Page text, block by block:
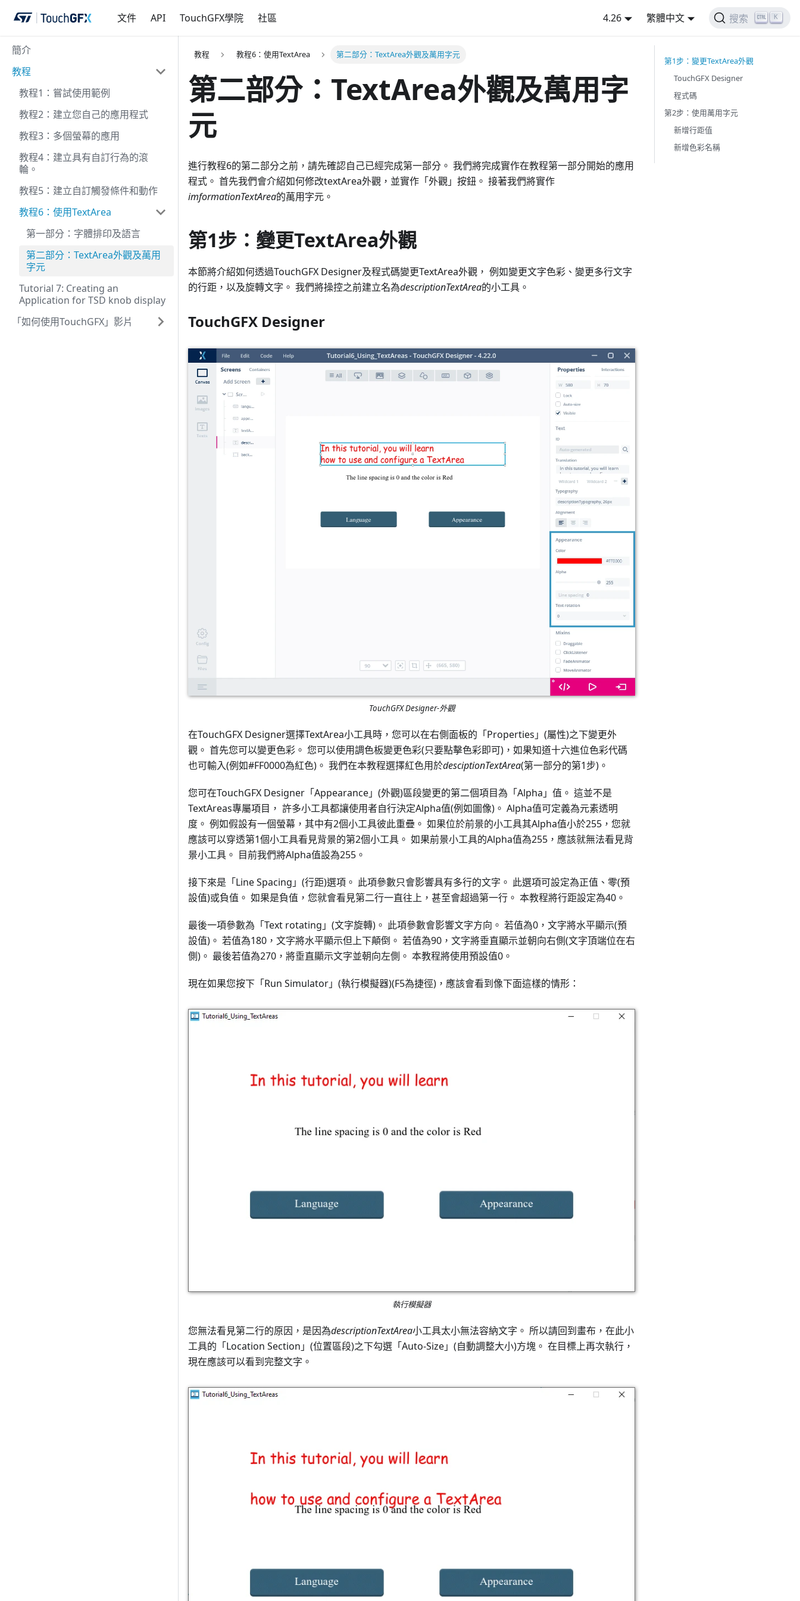
文件 API TouchGFX學院 社區 4.26 繁體中文 搜索 K
簡介
教程
教程1：嘗試使用範例
教程2：建立您自己的應用程式
教程3：多個螢幕的應用
教程4：建立具有自訂行為的滾
輪。
教程5：建立自訂觸發條件和動作
教程6：使用TextArea
第一部分：字體排印及語言
第二部分：TextArea外觀及萬用
字元
Tutorial 7: Creating an
Application for TSD knob display
「如何使用TouchGFX」影片
教程 教程6：使用TextArea 第二部分：TextArea外觀及萬用字元
第二部分：TextArea外觀及萬用字
元
進行教程6的第二部分之前，請先確認自己已經完成第一部分。 我們將完成實作在教程第一部分開始的應用
程式。 首先我們會介紹如何修改textArea外觀，並實作「外觀」按鈕。 接著我們將實作
imformationTextArea的萬用字元。
第1步：變更TextArea外觀
本節將介紹如何透過TouchGFX Designer及程式碼變更TextArea外觀， 例如變更文字色彩、變更多行文字
的行距，以及旋轉文字。 我們將操控之前建立名為descriptionTextArea的小工具。
TouchGFX Designer
TouchGFX Designer-外觀
在TouchGFX Designer選擇TextArea小工具時，您可以在右側面板的「Properties」(屬性)之下變更外
觀。 首先您可以變更色彩。 您可以使用調色板變更色彩(只要點擊色彩即可)，如果知道十六進位色彩代碼
也可輸入(例如#FF0000為紅色)。 我們在本教程選擇紅色用於desciptionTextArea(第一部分的第1步)。
您可在TouchGFX Designer「Appearance」(外觀)區段變更的第二個項目為「Alpha」值。 這並不是
TextAreas專屬項目， 許多小工具都讓使用者自行決定Alpha值(例如圖像)。 Alpha值可定義為元素透明
度。 例如假設有一個螢幕，其中有2個小工具彼此重疊。 如果位於前景的小工具其Alpha值小於255，您就
應該可以穿透第1個小工具看見背景的第2個小工具。 如果前景小工具的Alpha值為255，應該就無法看見背
景小工具。 目前我們將Alpha值設為255。
接下來是「Line Spacing」(行距)選項。 此項參數只會影響具有多行的文字。 此選項可設定為正值、零(預
設值)或負值。 如果是負值，您就會看見第二行一直往上，甚至會超過第一行。 本教程將行距設定為40。
最後一項參數為「Text rotating」(文字旋轉)。 此項參數會影響文字方向。 若值為0，文字將水平顯示(預
設值)。 若值為180，文字將水平顯示但上下顛倒。 若值為90，文字將垂直顯示並朝向右側(文字頂端位在右
側)。 最後若值為270，將垂直顯示文字並朝向左側。 本教程將使用預設值0。
現在如果您按下「Run Simulator」(執行模擬器)(F5為捷徑)，應該會看到像下面這樣的情形：
執行模擬器
您無法看見第二行的原因，是因為descriptionTextArea小工具太小無法容納文字。 所以請回到畫布，在此小
工具的「Location Section」(位置區段)之下勾選「Auto-Size」(自動調整大小)方塊。 在目標上再次執行，
現在應該可以看到完整文字。
第1步：變更TextArea外觀
TouchGFX Designer
程式碼
第2步：使用萬用字元
新增行距值
新增色彩名稱